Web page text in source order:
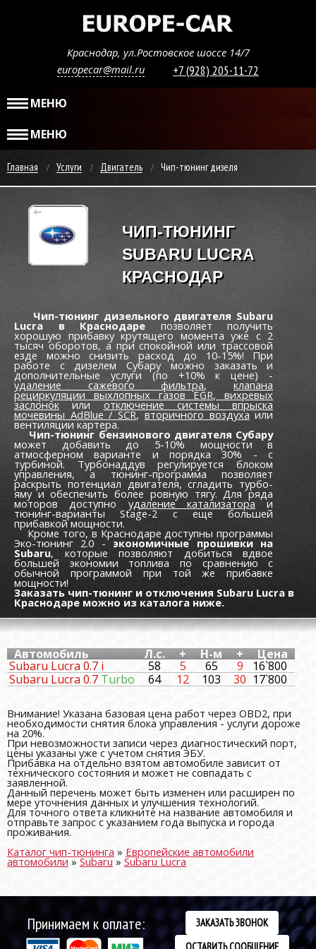
Краснодар, ул.Ростовское шоссе 14/7
europecar@mail.ru
+7 (928) 205-11-72
МЕНЮ
МЕНЮ
Главная Услуги Двигатель Чип-тюнинг дизеля
ЧИП-ТЮНИНГ
SUBARU LUCRA
КРАСНОДАР
Чип-тюнинг дизельного двигателя Subaru
Lucra в Краснодаре позволяет получить
хорошую прибавку крутящего момента уже c 2
тысяч оборотов, а при спокойной или трассовой
езде можно снизить расход до 10-15%! При
работе с дизелем Субару можно заказать и
дополнительные услуги (по +10% к цене) -
удаление сажевого фильтра,клапана
рециркуляции выхлопных газов EGR,вихревых
заслонокилиотключение системы впрыска
мочевины AdBlue / SCR,вторичного воздухаили
вентиляции картера.
Чип-тюнинг бензинового двигателя Субару
может добавить до 5-10% мощности в
атмосферном варианте и порядка 30% - с
турбиной. Турбонаддув регулируется блоком
управления, а тюнинг-программа позволяет
раскрыть потенциал двигателя, сгладить турбо-
яму и обеспечить более ровную тягу. Для ряда
моторов доступно удаление катализатора и
тюнинг-варианты Stage-2 с еще большей
прибавкой мощности.
Кроме того, в Краснодаре доступны программы
Эко-тюнинг 2.0 - экономичные прошивки на
Subaru, которые позволяют добиться вдвое
большей экономии топлива по сравнению с
обычной программой при той же прибавке
мощности!
Заказать чип-тюнинг и отключения Subaru Lucra в
Краснодаре можно из каталога ниже.
Автомобиль Л.с. + Н-м + Цена
Subaru Lucra 0.7 i 58 5 65 9
16`800
Subaru Lucra 0.7 Turbo 64 12 103 30 17`800
Внимание! Указана базовая цена работ через OBD2, при
необходимости снятия блока управления - услуги дороже
на 20%.
При невозможности записи через диагностический порт,
цены указаны уже с учетом снятия ЭБУ.
Прибавка на отдельно взятом автомобиле зависит от
технического состояния и может не совпадать с
заявленной.
Данный перечень может быть изменен или расширен по
мере уточнения данных и улучшения технологий.
Для точного ответа кликните на название автомобиля и
отправьте запрос с указанием года выпуска и города
проживания.
Каталог чип-тюнинга » Европейские автомобили
автомобили»Subaru» Subaru Lucra
Принимаем к оплате:
ЗАКАЗАТЬ ЗВОНОК